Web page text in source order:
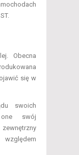
Obecna
się w
swoich
swój